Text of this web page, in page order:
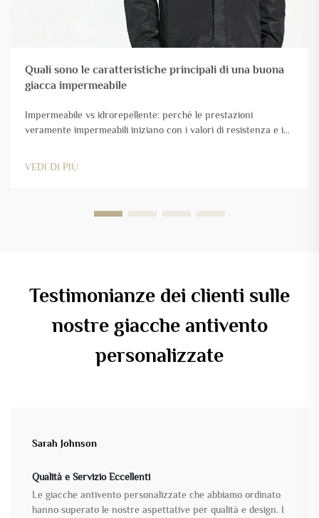
Quali sono le caratteristiche principali di una buona
giacca impermeabile
Impermeabile vs idrorepellente: perché le prestazioni
veramente impermeabili iniziano con i valori di resistenza e i
(Hydrostatic Head): cosa significa realmente un valore di
VEDI DI PIÙ
Testimonianze dei clienti sulle
nostre giacche antivento
personalizzate
Sarah Johnson
Qualità e Servizio Eccellenti
Le giacche antivento personalizzate che abbiamo ordinato
hanno superato le nostre aspettative per qualità e design. I